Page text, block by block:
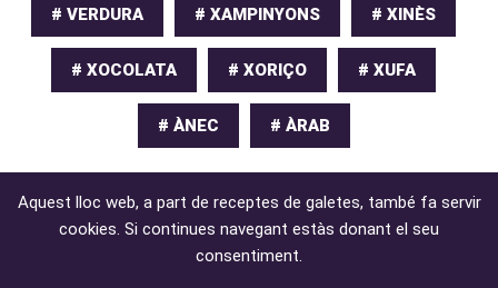
Aquest lloc web, a part de receptes de galetes, també fa servir
cookies. Si continues navegant estàs donant el seu
consentiment.
# VERDURA # XAMPINYONS # XINÈS
# XOCOLATA # XORIÇO # XUFA
# ÀNEC # ÀRAB